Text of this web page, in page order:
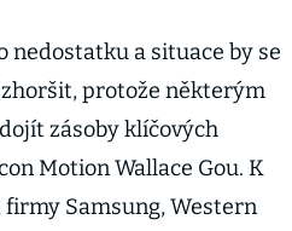
nedostatku a situace by se
protože některým
zásoby klíčových
Motion Wallace Gou. K
Samsung, Western